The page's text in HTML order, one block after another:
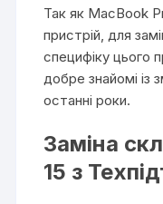
Так як MacBook
пристрій, для
специфіку цього
добре знайомі із
останні роки.
Заміна
15 з